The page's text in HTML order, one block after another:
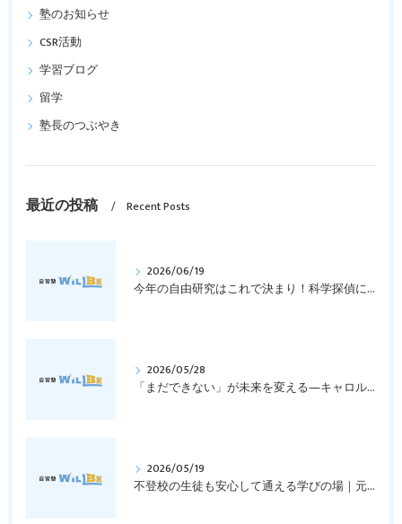
塾のお知らせ
CSR活動
学習ブログ
留学
塾長のつぶやき
最近の投稿 Recent Posts
2026/06/19
今年の自由研究はこれで決まり！科学探偵になって指紋の謎を解き明かそう！｜元中学高校教員で私立学校の放課後校内塾を経営する西宮・今津の習いごと教室＆自習塾WillBe
2026/05/28
「まだできない」が未来を変える―キャロル・ドゥエックの成長マインドセットとは？｜元中学高校教員で私立学校の放課後校内塾を経営する西宮・今津の習いごと教室＆自習塾WillBe
2026/05/19
不登校の生徒も安心して通える学びの場｜元中学高校教員で私立学校の放課後校内塾を経営する西宮・今津の習いごと教室＆自習塾WillBe